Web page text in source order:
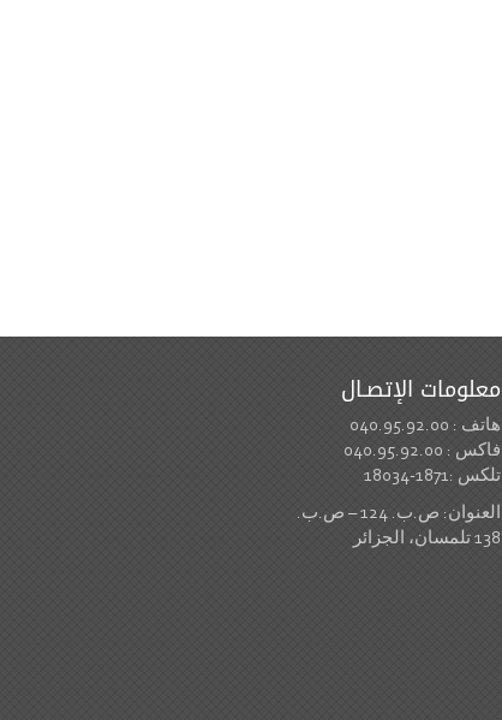
معلومات الإتصـال
هاتف : 040.95.92.00
فاكس : 040.95.92.00
تلكس :1871-18034
العنوان: ص.ب. 124 – ص.ب.
138 تلمسان، الجزائر